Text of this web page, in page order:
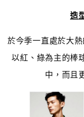
造
於今季一直處於大
以紅、綠為主的棒
中，而且